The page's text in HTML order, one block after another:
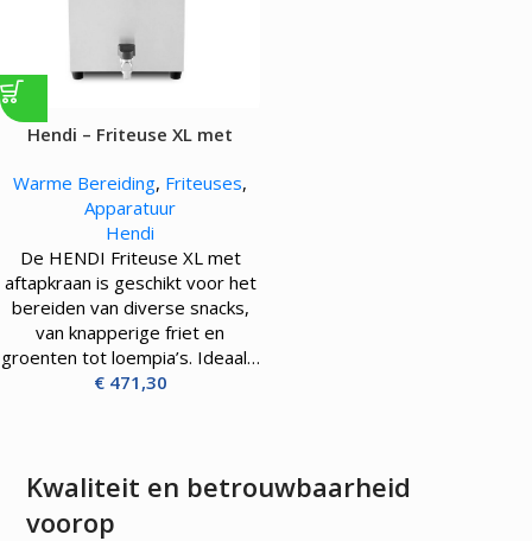
Hendi – Friteuse XL met
Warme Bereiding, Friteuses,
Apparatuur
Hendi
De HENDI Friteuse XL met
aftapkraan is geschikt voor het
bereiden van diverse snacks,
van knapperige friet en
groenten tot loempia’s. Ideaal…
€471,30
Kwaliteit en betrouwbaarheid
voorop